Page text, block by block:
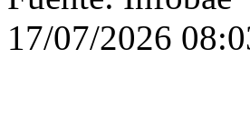
17/07/2026